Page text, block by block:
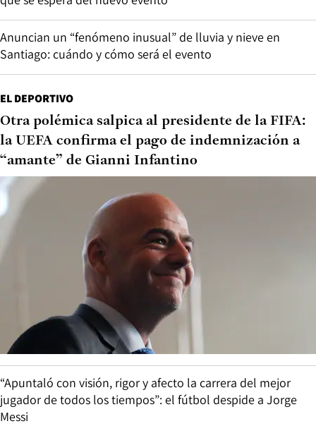
Anuncian un “fenómeno inusual” de lluvia y nieve en
Santiago: cuándo y cómo será el evento
EL DEPORTIVO
Otra polémica salpica al presidente de la FIFA:
la UEFA confirma el pago de indemnización a
“amante” de Gianni Infantino
“Apuntaló con visión, rigor y afecto la carrera del mejor
jugador de todos los tiempos”: el fútbol despide a Jorge
Messi